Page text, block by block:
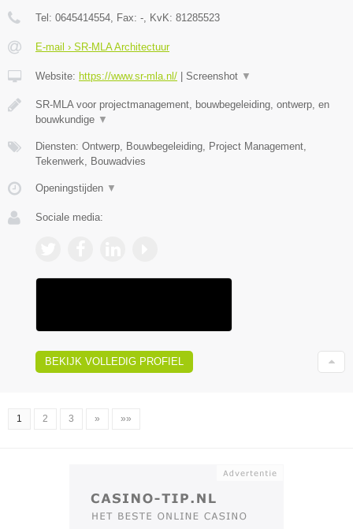
Tel: 0645414554, Fax: -, KvK: 81285523
E-mail › SR-MLA Architectuur
Website: https://www.sr-mla.nl/ Screenshot ▼
SR-MLA voor projectmanagement, bouwbegeleiding, ontwerp, en
bouwkundige ▼
Diensten: Ontwerp, Bouwbegeleiding, Project Management,
Tekenwerk, Bouwadvies
Openingstijden ▼
Sociale media:
BEKIJK VOLLEDIG PROFIEL
1 2 3 » »»